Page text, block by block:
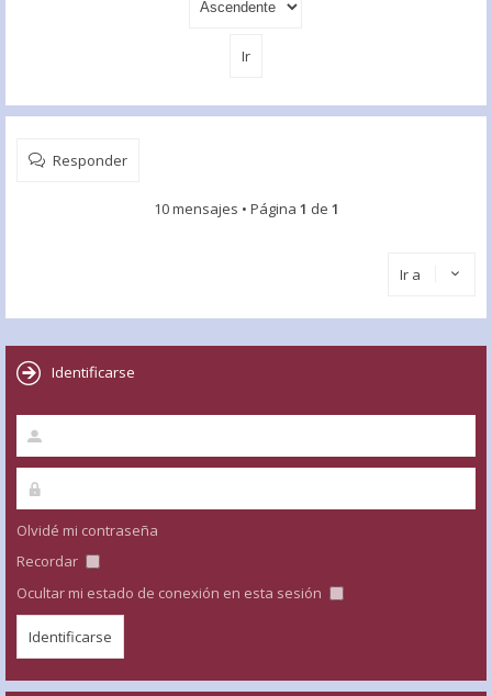
Responder
10 mensajes • Página 1 de 1
Ir a
Identificarse
Olvidé mi contraseña
Recordar
Ocultar mi estado de conexión en esta sesión